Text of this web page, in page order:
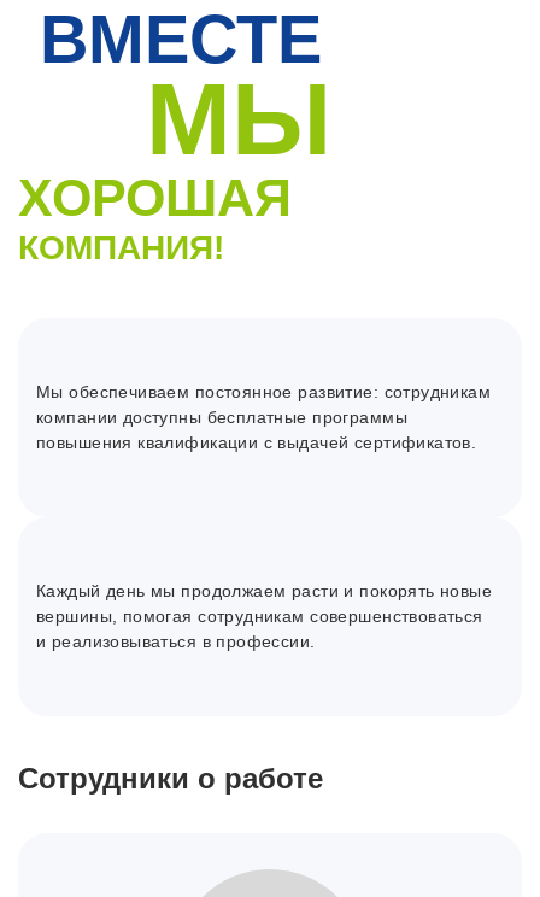
ВМЕСТЕ
МЫ
ХОРОШАЯ
КОМПАНИЯ!
Мы обеспечиваем постоянное развитие: сотрудникам
компании доступны бесплатные программы
повышения квалификации с выдачей сертификатов.
Каждый день мы продолжаем расти и покорять новые
вершины, помогая сотрудникам совершенствоваться
и реализовываться в профессии.
Сотрудники о работе